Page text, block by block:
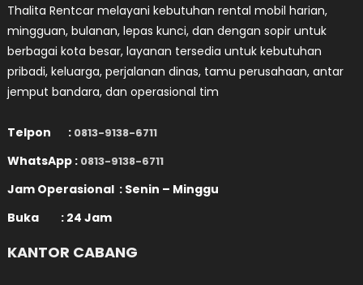
Thalita Rentcar melayani kebutuhan rental mobil harian,
mingguan, bulanan, lepas kunci, dan dengan sopir untuk
berbagai kota besar, layanan tersedia untuk kebutuhan
pribadi, keluarga, perjalanan dinas, tamu perusahaan, antar
jemput bandara, dan operasional tim
Telpon : 0813-9138-6711
WhatsApp : 0813-9138-6711
Jam Operasional : Senin – Minggu
Buka : 24 Jam
KANTOR CABANG